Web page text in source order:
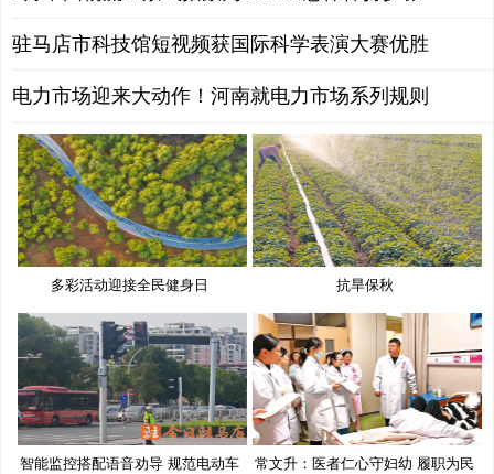
驻马店市科技馆短视频获国际科学表演大赛优胜
电力市场迎来大动作！河南就电力市场系列规则
多彩活动迎接全民健身日 抗旱保秋
智能监控搭配语音劝导 规范电动车 常文升：医者仁心守妇幼 履职为民